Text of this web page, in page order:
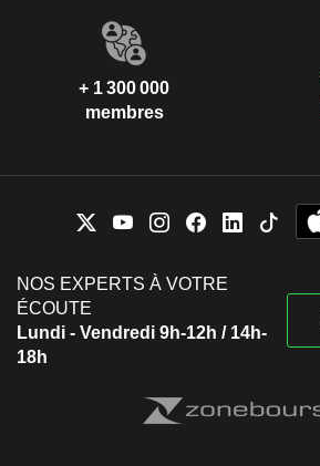
+ 1 300 000
membres
NOS EXPERTS À VOTRE
ÉCOUTE
Lundi - Vendredi 9h-12h / 14h-
18h